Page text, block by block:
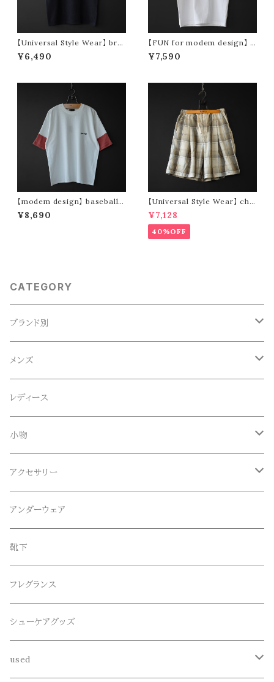
【Universal Style Wear】 bre
men tee (black)
¥6,490
【FUN for modem design】 I
LIKE OCKE tee -usa cotto
n- (white)
¥7,590
【modem design】 baseball t
ee (white × red)
¥8,690
【Universal Style Wear】 che
ck wide short pants
¥7,128
40%OFF
CATEGORY
ブランド別
ACE SNKR(エーススニーカー)
Anapau,Seaing,ANAPAU UG
Blundstone(ブランドストーン)
CameOne(ケイムワン)
CANDY DESIGN&WORKS(CDW)
collonil(コロニル)
CountyComm(カウンティーコム)
decka(デカ)
dros dro(ドロスドロ)
メンズ
トップス
Tシャツ
ロンT
シャツ
カーディガン
ボトムス
ロング
ショート
セットアップ
シューズ
シューズ
サンダル
レディース
小物
帽子、マフラー、手袋
メガネ、サングラス
ベルト
腕時計
キーアクセサリー
財布、コインケース、マネークリップ
アクセサリー
リング
ブレスレット、バングル
ネックレス
アンダーウェア
靴下
フレグランス
シューケアグッズ
used